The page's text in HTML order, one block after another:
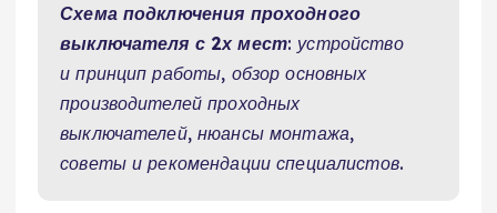
Схема подключения проходного
выключателя с 2х мест: устройство
и принцип работы, обзор основных
производителей проходных
выключателей, нюансы монтажа,
советы и рекомендации специалистов.